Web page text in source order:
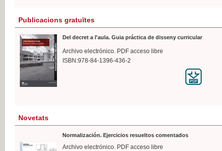
Publicacions gratuïtes
Del decret a l'aula. Guia práctica de disseny curricular
Archivo electrónico. PDF acceso libre
ISBN:978-84-1396-436-2
Novetats
Normalización. Ejercicios resueltos comentados
Archivo electrónico. PDF acceso libre